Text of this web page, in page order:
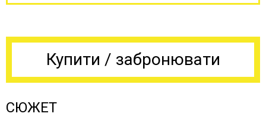
Купити / забронювати
СЮЖЕТ